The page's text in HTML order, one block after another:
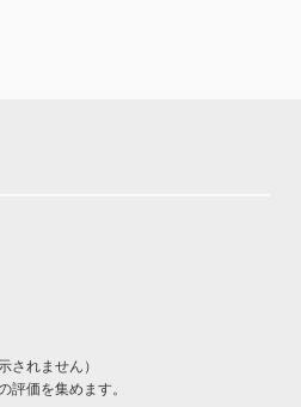
されません）
価を集めます。